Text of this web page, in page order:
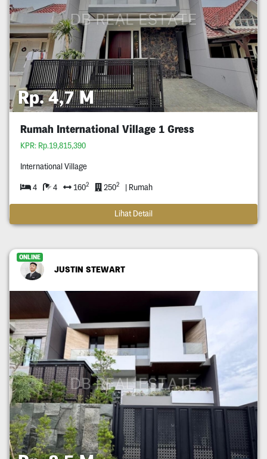
Rp. 4,7 M
Rumah International Village 1 Gress
KPR: Rp.19,815,390
International Village
4 4 1602 2502 | Rumah
Lihat Detail
ONLINE
JUSTIN STEWART